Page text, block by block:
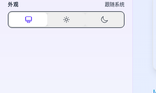
外观 跟随系统